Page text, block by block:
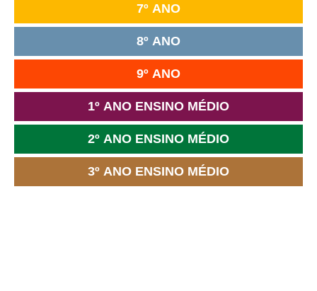
7º ANO
8º ANO
9º ANO
1º ANO ENSINO MÉDIO
2º ANO ENSINO MÉDIO
3º ANO ENSINO MÉDIO